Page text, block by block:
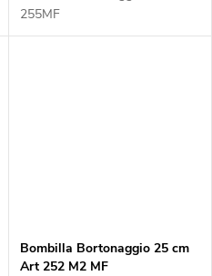
255MF
Bombilla Bortonaggio 25 cm
Art 252 M2 MF